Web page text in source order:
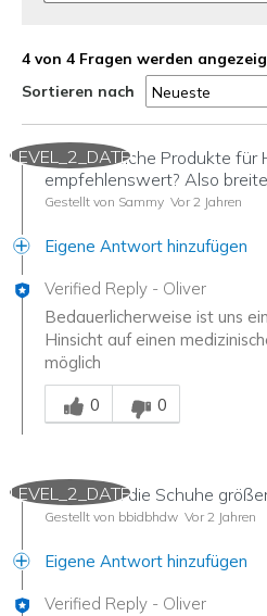
4 von 4 Fragen werden
Sortieren nach
LEVEL_2_DATE
Hallo... Welche Produkte für
empfehlenswert? Also
Gestellt von Sammy Vor 2 Jahren
Eigene Antwort hinzufügen
Verified Reply - Oliver
Bedauerlicherweise ist uns
Hinsicht auf einen
möglich
Mitarbeiter-Gutachter
0
0
LEVEL_2_DATE
Muss man die Schuhe
Gestellt von bbidbhdw Vor 2 Jahren
Eigene Antwort hinzufügen
Verified Reply - Oliver